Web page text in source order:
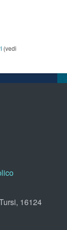
(vedi
16124